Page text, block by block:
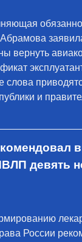
вернуть
слова
и
девять
России